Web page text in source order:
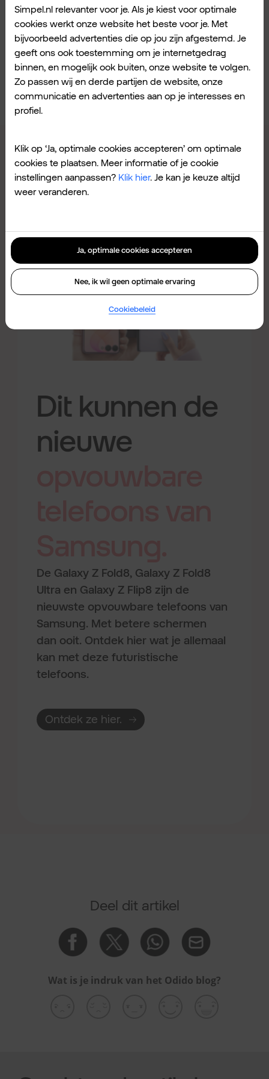
spel je geen cent extra meer en heb je nooit
last van advertenties.
Wat is jouw favoriete gratis game op de
smartphone?
Dit kunnen de
nieuwe
De Galaxy Z Fold8, Galaxy Z Fold8
Ultra en Galaxy Z Flip8 zijn de
nieuwste opvouwbare telefoons van
Samsung. Met betere schermen
dan ooit. Ontdek hier wat je allemaal
kan met deze futuristische
telefoons.
Ontdek ze hier.
Deel dit artikel
Wat is je indruk van het Odido blog?
Simpel.nl relevanter voor je. Als je kiest voor optimale
cookies werkt onze website het beste voor je. Met
bijvoorbeeld advertenties die op jou zijn afgestemd. Je
geeft ons ook toestemming om je internetgedrag
binnen, en mogelijk ook buiten, onze website te volgen.
Zo passen wij en derde partijen de website, onze
communicatie en advertenties aan op je interesses en
profiel.
Klik op ‘Ja, optimale cookies accepteren’ om optimale
cookies te plaatsen. Meer informatie of je cookie
instellingen aanpassen? Klik hier. Je kan je keuze altijd
weer veranderen.
Ja, optimale cookies accepteren
Nee, ik wil geen optimale ervaring
Cookiebeleid